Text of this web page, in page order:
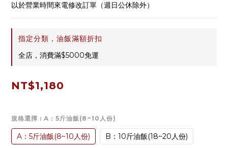
以於營業時間來電修改訂單（週日公休除外）
指定分類，油飯滿額折扣
全店，消費滿$5000免運
NT$1,180
規格選擇 : A：5斤油飯(8~10人份)
A：5斤油飯(8~10人份) B：10斤油飯(18~20人份)